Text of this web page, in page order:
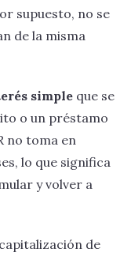
supuesto, no se
de la misma
simple que se
o un préstamo
no toma en
lo que significa
y volver a
de